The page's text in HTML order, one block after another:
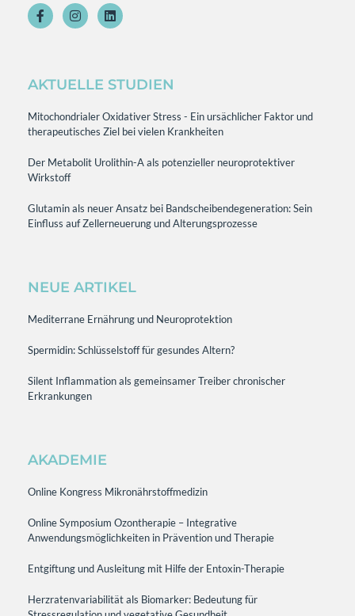
AKTUELLE STUDIEN
Mitochondrialer Oxidativer Stress - Ein ursächlicher Faktor und
therapeutisches Ziel bei vielen Krankheiten
Der Metabolit Urolithin-A als potenzieller neuroprotektiver
Wirkstoff
Glutamin als neuer Ansatz bei Bandscheibendegeneration: Sein
Einfluss auf Zellerneuerung und Alterungsprozesse
NEUE ARTIKEL
Mediterrane Ernährung und Neuroprotektion
Spermidin: Schlüsselstoff für gesundes Altern?
Silent Inflammation als gemeinsamer Treiber chronischer
Erkrankungen
AKADEMIE
Online Kongress Mikronährstoffmedizin
Online Symposium Ozontherapie – Integrative
Anwendungsmöglichkeiten in Prävention und Therapie
Entgiftung und Ausleitung mit Hilfe der Entoxin-Therapie
Herzratenvariabilität als Biomarker: Bedeutung für